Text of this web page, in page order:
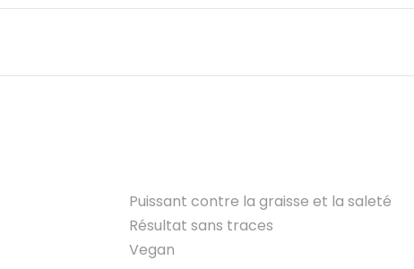
Puissant contre la graisse et la saleté
Résultat sans traces
Vegan